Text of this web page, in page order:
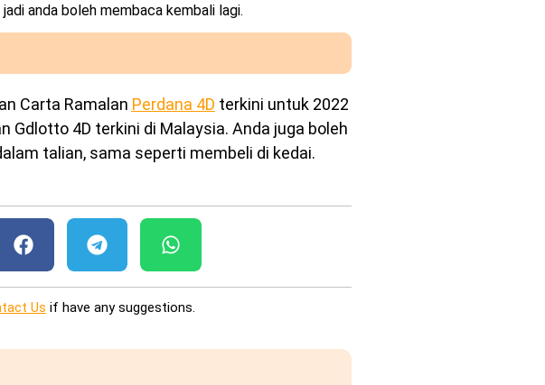
anda boleh membaca kembali lagi.
Carta Ramalan Perdana 4D terkini untuk 2022
Gdlotto 4D terkini di Malaysia. Anda juga boleh
talian, sama seperti membeli di kedai.
Us if have any suggestions.